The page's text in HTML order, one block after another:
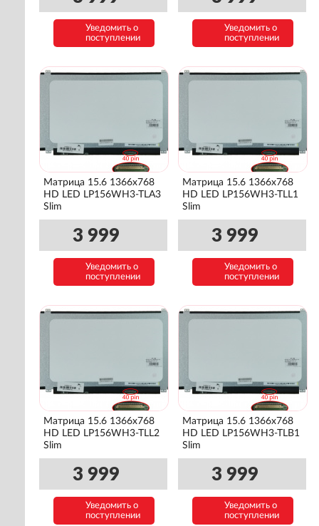
Уведомить о
поступлении
Уведомить о
поступлении
Матрица 15.6 1366x768
HD LED LP156WH3-TLA3
Slim
3 999
Уведомить о
поступлении
Матрица 15.6 1366x768
HD LED LP156WH3-TLL1
Slim
3 999
Уведомить о
поступлении
Матрица 15.6 1366x768
HD LED LP156WH3-TLL2
Slim
3 999
Уведомить о
поступлении
Матрица 15.6 1366x768
HD LED LP156WH3-TLB1
Slim
3 999
Уведомить о
поступлении